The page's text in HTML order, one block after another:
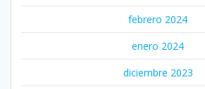
febrero 2024
enero 2024
diciembre 2023